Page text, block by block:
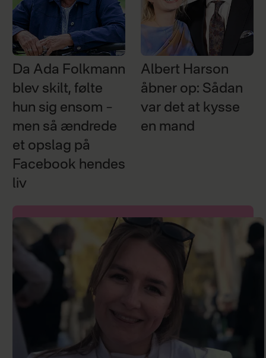
Da Ada Folkmann
blev skilt, følte
hun sig ensom –
men så ændrede
et opslag på
Facebook hendes
liv
Albert Harson
åbner op: Sådan
var det at kysse
en mand